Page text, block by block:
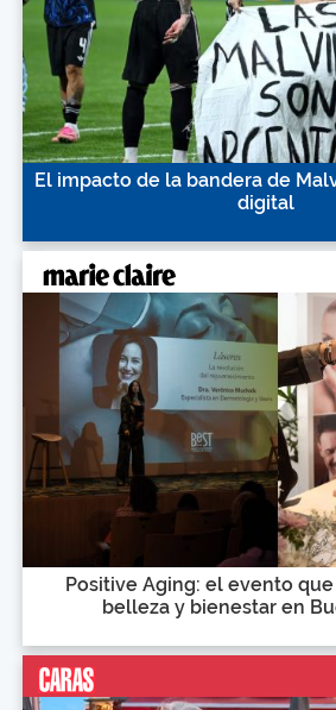
El impacto de la bandera de
digital
Positive Aging: el evento
belleza y bienestar en